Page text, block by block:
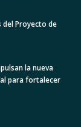
del Proyecto de
la nueva
para fortalecer